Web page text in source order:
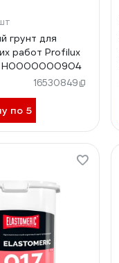
грунт для
работ Profilux
Н0000000904
16530849
по 5